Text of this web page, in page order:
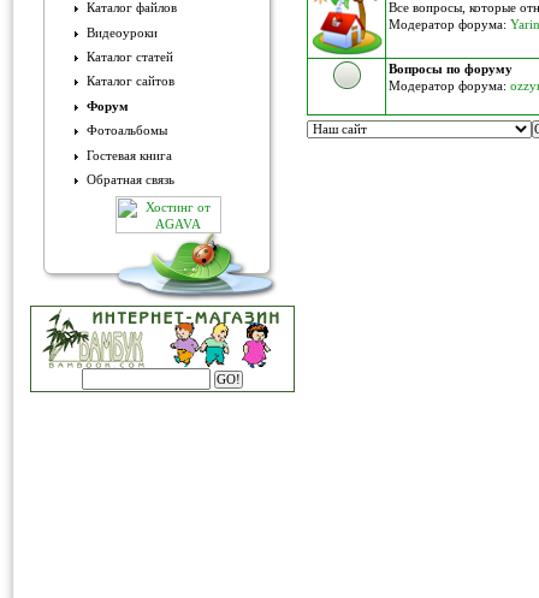
Каталог файлов
Видеоуроки
Каталог статей
Каталог сайтов
Форум
Фотоальбомы
Гостевая книга
Обратная связь
Все вопросы, которые
Модератор форума:
Вопросы по форуму
Модератор форума: